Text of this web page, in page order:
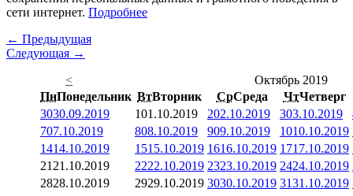
сети интернет. Подробнее
← Предыдущая
Следующая →
<
Октябрь 2019
ПнПонедельник ВтВторник СрСреда ЧтЧетверг
3030.09.2019 101.10.2019 202.10.2019 303.10.2019
707.10.2019 808.10.2019 909.10.2019 1010.10.2019
1414.10.2019 1515.10.2019 1616.10.2019 1717.10.2019
21 21.10.2019 2222.10.2019 2323.10.2019 2424.10.2019
2828.10.2019 2929.10.2019 3030.10.2019 3131.10.2019